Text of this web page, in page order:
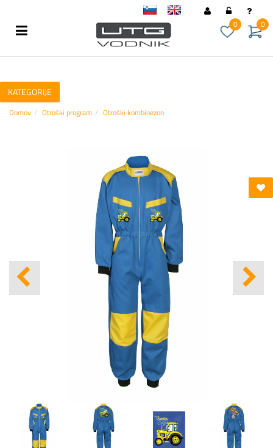
0
0
KATEGORIJE
Domov Otroški program Otroški kombinezon